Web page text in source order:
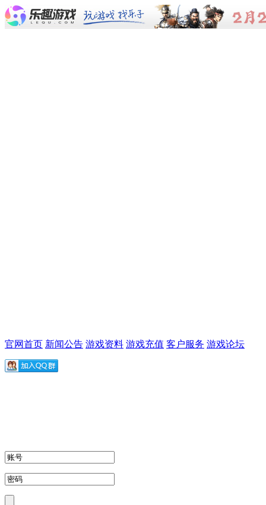
官网首页 新闻公告 游戏资料 游戏充值 客户服务 游戏论坛